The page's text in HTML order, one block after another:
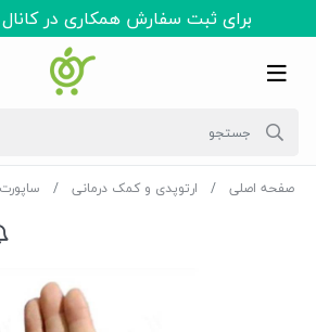
برای ثبت سفارش همکاری در
صفحه اصلی ارتوپدی و کمک درمانی